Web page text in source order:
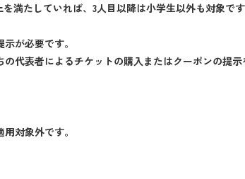
満たしていれば、3人目以降は小学生以外も対象で
が必要です。
代表者によるチケットの購入またはクーポンの提
対象外です。